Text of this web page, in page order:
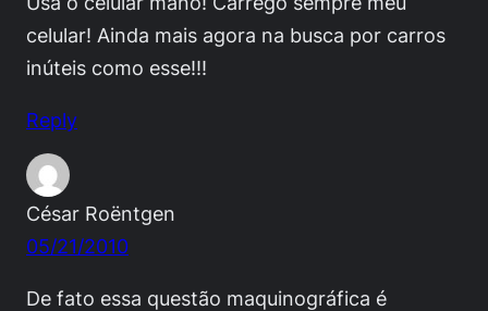
celular! Ainda mais agora na busca por carros
inúteis como esse!!!
Reply
César Roëntgen
05/21/2010
De fato essa questão maquinográfica é